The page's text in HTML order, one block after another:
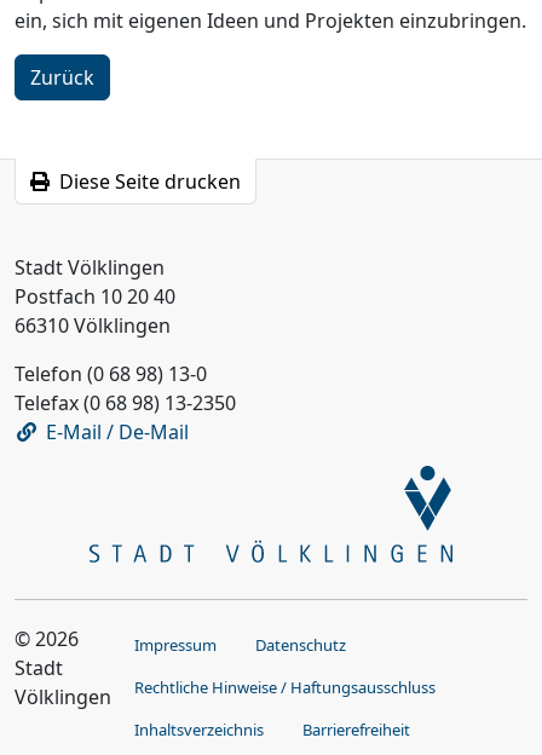
ein, sich mit eigenen Ideen und Projekten einzubringen.
Zurück
Diese Seite drucken
Stadt Völklingen
Postfach 10 20 40
66310 Völklingen
Telefon (0 68 98) 13-0
Telefax (0 68 98) 13-2350
E-Mail / De-Mail
© 2026
Stadt
Völklingen
Impressum
Datenschutz
Rechtliche Hinweise / Haftungsausschluss
Inhaltsverzeichnis
Barrierefreiheit